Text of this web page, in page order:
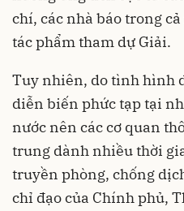
chí, các nhà báo trong
tác phẩm tham dự Giải.
Tuy nhiên, do tình hình
diễn biến phức tạp tại
nước nên các cơ quan
trung dành nhiều thời
truyền phòng, chống
chỉ đạo của Chính phủ,